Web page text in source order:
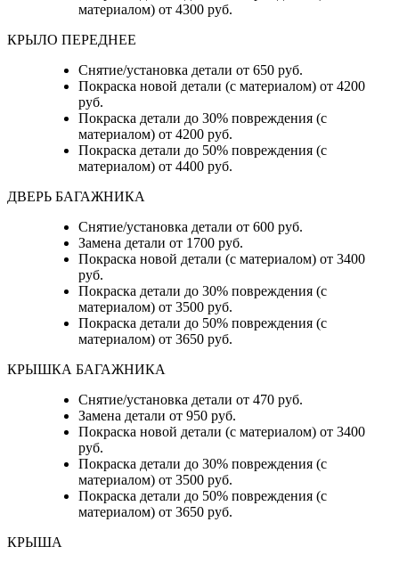
материалом) от 4300 руб.
КРЫЛО ПЕРЕДНЕЕ
Снятие/установка детали от 650 руб.
Покраска новой детали (с материалом) от 4200
руб.
Покраска детали до 30% повреждения (с
материалом) от 4200 руб.
Покраска детали до 50% повреждения (с
материалом) от 4400 руб.
ДВЕРЬ БАГАЖНИКА
Снятие/установка детали от 600 руб.
Замена детали от 1700 руб.
Покраска новой детали (с материалом) от 3400
руб.
Покраска детали до 30% повреждения (с
материалом) от 3500 руб.
Покраска детали до 50% повреждения (с
материалом) от 3650 руб.
КРЫШКА БАГАЖНИКА
Снятие/установка детали от 470 руб.
Замена детали от 950 руб.
Покраска новой детали (с материалом) от 3400
руб.
Покраска детали до 30% повреждения (с
материалом) от 3500 руб.
Покраска детали до 50% повреждения (с
материалом) от 3650 руб.
КРЫША